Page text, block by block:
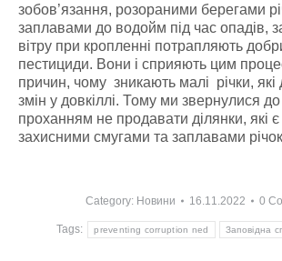
зобов’язання, розораними берегами
заплавами до водойм під час опадів,
вітру при кропленні потрапляють
пестициди. Вони і сприяють цим
причин, чому зникають малі річки, які
змін у довкіллі. Тому ми звернулися
проханням не продавати ділянки, які
захисними смугами та заплавами
Category: Новини 16.11.2022 0
Tags: preventing corruption ned Заповідна